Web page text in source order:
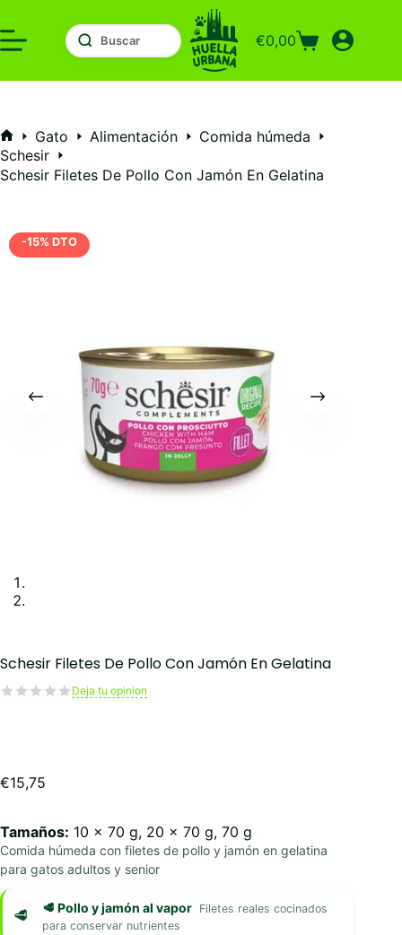
al
contenido
Carro
compra
€0,00
Inicio
Gato Alimentación
Comida húmeda
Schesir
Schesir Filetes De Pollo Con Jamón En Gelatina
-15% DTO
Schesir Filetes De Pollo Con Jamón En Gelatina
Deja tu opinion
€15,75
Tamaños: 10 x 70 g, 20 x 70 g, 70 g
Comida húmeda con filetes de pollo y jamón en gelatina
para gatos adultos y senior
🥩 Pollo y jamón al vapor Filetes reales cocinados
para conservar nutrientes